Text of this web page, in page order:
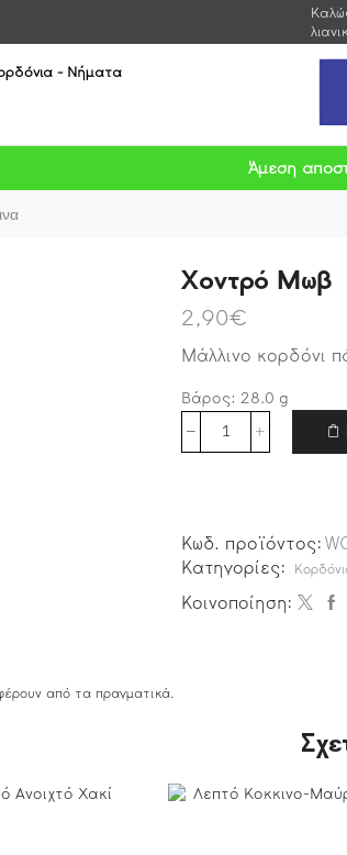
- Νήματα
Άμεση
Χοντρό Μωβ
2,90€
Μάλλινο κορδόνι
Βάρος: 28.0 g
Κωδ. προϊόντος:
Κατηγορίες:
Κοινοποίηση:
από τα πραγματικά.